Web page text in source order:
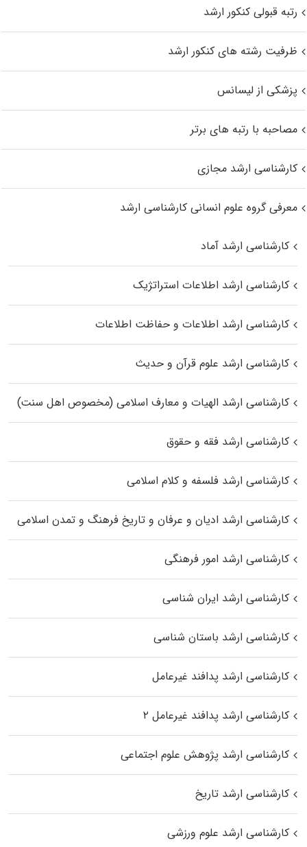
رتبه قبولی کنکور ارشد
ظرفیت رشته های کنکور ارشد
پزشکی از لیسانس
مصاحبه با رتبه های برتر
کارشناسی ارشد مجازی
معرفی گروه علوم انسانی کارشناسی ارشد
کارشناسی ارشد آماد
کارشناسی ارشد اطلاعات استراتژیک
کارشناسی ارشد اطلاعات و حفاظت اطلاعات
کارشناسی ارشد علوم قرآن و حدیث
کارشناسی ارشد الهیات و معارف اسلامی (مخصوص اهل سنت)
کارشناسی ارشد فقه و حقوق
کارشناسی ارشد فلسفه و کلام اسلامی
کارشناسی ارشد ادیان و عرفان و تاریخ فرهنگ و تمدن اسلامی
کارشناسی ارشد امور فرهنگی
کارشناسی ارشد ایران شناسی
کارشناسی ارشد باستان شناسی
کارشناسی ارشد پدافند غیرعامل
کارشناسی ارشد پدافند غیرعامل ۲
کارشناسی ارشد پژوهش علوم اجتماعی
کارشناسی ارشد تاریخ
کارشناسی ارشد علوم ورزشی